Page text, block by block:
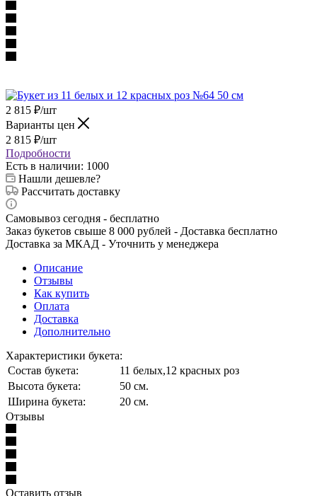
2 815 ₽/шт
Варианты цен
2 815 ₽/шт
Подробности
Есть в наличии: 1000
Нашли дешевле?
Рассчитать доставку
Самовывоз сегодня - бесплатно
Заказ букетов свыше 8 000 рублей - Доставка бесплатно
Доставка за МКАД - Уточнить у менеджера
Описание
Отзывы
Как купить
Оплата
Доставка
Дополнительно
Характеристики букета:
Состав букета:
11 белых,12 красных роз
Высота букета:
50 см.
Ширина букета:
20 см.
Отзывы
Оставить отзыв